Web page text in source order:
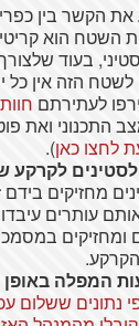
הקשר בין
השטח הוא
בעוד
הזה אין כל
לעתירתם
ואת
לחצו כאן).
לקרקע
מחזיקים בידם
עותרים
במסמכי
המפלה באופן
נתונים ששלום